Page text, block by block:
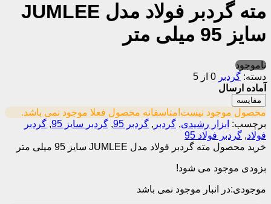
مته گردبر فولاد مدل JUMLEE
سایز 95 میلی متر
ناموجود
دسته: گردبر 0 از 5
آماده ارسال
مقایسه
محصول موجود نیست!متاسفانه محصول فعلا موجود نمی باشد.
برچسب: ابزار رشیدی, گردبر , گردبر 95 , گردبر سایز 95 , گردبر
فولاد, گردبر فولاد 95
خرید محصول مته گردبر فولاد مدل JUMLEE سایز 95 میلی متر
بزودی موجود می شود!
موجودی:در انبار موجود نمی باشد